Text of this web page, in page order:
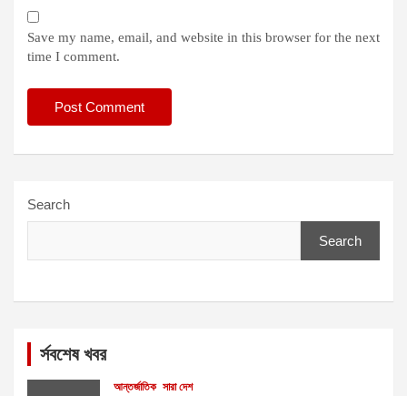
Save my name, email, and website in this browser for the next
time I comment.
Search
Search
র্সবশেষ খবর
আন্তর্জাতিক সারা দেশ